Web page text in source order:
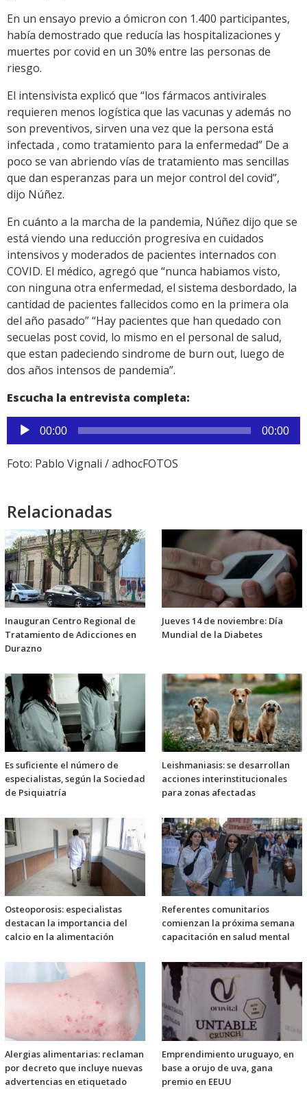
En un ensayo previo a ómicron con 1.400 participantes,
había demostrado que reducía las hospitalizaciones y
muertes por covid en un 30% entre las personas de
riesgo.
El intensivista explicó que “los fármacos antivirales
requieren menos logística que las vacunas y además no
son preventivos, sirven una vez que la persona está
infectada , como tratamiento para la enfermedad” De a
poco se van abriendo vías de tratamiento mas sencillas
que dan esperanzas para un mejor control del covid”,
dijo Núñez.
En cuánto a la marcha de la pandemia, Núñez dijo que se
está viendo una reducción progresiva en cuidados
intensivos y moderados de pacientes internados con
COVID. El médico, agregó que “nunca habiamos visto,
con ninguna otra enfermedad, el sistema desbordado, la
cantidad de pacientes fallecidos como en la primera ola
del año pasado” “Hay pacientes que han quedado con
secuelas post covid, lo mismo en el personal de salud,
que estan padeciendo sindrome de burn out, luego de
dos años intensos de pandemia”.
Escucha la entrevista completa:
Reproductor
de
audio
00:00 00:00
Foto: Pablo Vignali / adhocFOTOS
Relacionadas
Inauguran Centro Regional de
Tratamiento de Adicciones en
Durazno
Jueves 14 de noviembre: Día
Mundial de la Diabetes
Es suficiente el número de
especialistas, según la Sociedad
de Psiquiatría
Leishmaniasis: se desarrollan
acciones interinstitucionales
para zonas afectadas
Osteoporosis: especialistas
destacan la importancia del
calcio en la alimentación
Referentes comunitarios
comienzan la próxima semana
capacitación en salud mental
Alergias alimentarias: reclaman
por decreto que incluye nuevas
advertencias en etiquetado
Emprendimiento uruguayo, en
base a orujo de uva, gana
premio en EEUU